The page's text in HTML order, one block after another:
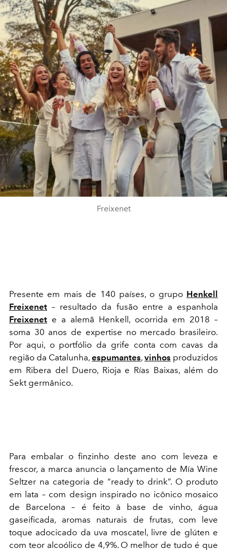
Freixenet
Presente em mais de 140 países, o grupo Henkell
Freixenet – resultado da fusão entre a espanhola
Freixenet e a alemã Henkell, ocorrida em 2018 –
soma 30 anos de expertise no mercado brasileiro.
Por aqui, o portfólio da grife conta com cavas da
região da Catalunha, espumantes, vinhos produzidos
em Ribera del Duero, Rioja e Rías Baixas, além do
Sekt germânico.
Para embalar o finzinho deste ano com leveza e
frescor, a marca anuncia o lançamento de Mía Wine
Seltzer na categoria de “ready to drink”. O produto
em lata – com design inspirado no icônico mosaico
de Barcelona – é feito à base de vinho, água
gaseificada, aromas naturais de frutas, com leve
toque adocicado da uva moscatel , livre de glúten e
com teor alcoólico de 4,9%. O melhor de tudo é que